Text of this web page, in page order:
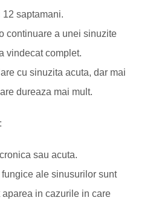
12 saptamani.
continuare a unei sinuzite
vindecat complet.
cu sinuzita acuta, dar mai
dureaza mai mult.
sau acuta.
ale sinusurilor sunt
aparea in cazurile in care